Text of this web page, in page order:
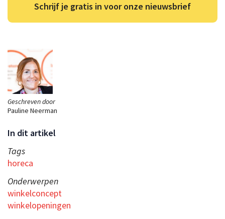
Geschreven door
Pauline Neerman
In dit artikel
Tags
horeca
Onderwerpen
winkelconcept
winkelopeningen
Schrijf je gratis in voor onze nieuwsbrief